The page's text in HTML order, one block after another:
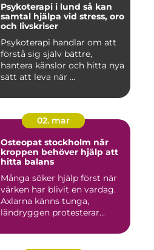
Psykoterapi i lund så kan
samtal hjälpa vid stress, oro
och livskriser
Psykoterapi handlar om att
förstå sig själv bättre,
hantera känslor och hitta nya
sätt att leva när ...
02. mar
Osteopat stockholm när
kroppen behöver hjälp att
hitta balans
Många söker hjälp först när
värken har blivit en vardag.
Axlarna känns tunga,
ländryggen protesterar...